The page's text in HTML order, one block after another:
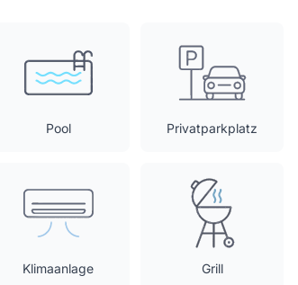
Pool Privatparkplatz
Klimaanlage Grill